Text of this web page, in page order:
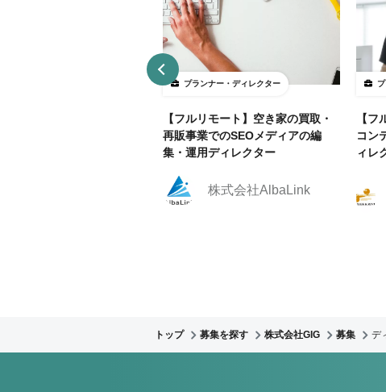
プランナー・ディレクター
【フルリモート】空き家の買取・
再販事業でのSEOメディアの編
集・運用ディレクター
株式会社AlbaLink
【
コン
ィレ
トップ 募集を探す 株式会社GIG 募集 デ